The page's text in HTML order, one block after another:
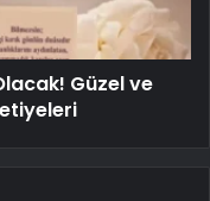
Güzel ve